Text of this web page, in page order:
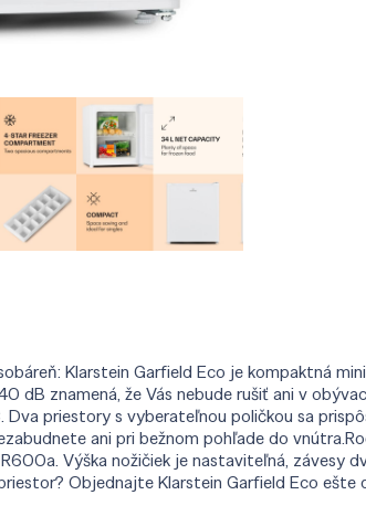
Klarstein Garfield Eco je kompaktná
dB znamená, že Vás nebude rušiť ani v
Dva priestory s vyberateľnou poličkou sa
ani pri bežnom pohľade do
Výška nožičiek je nastaviteľná, závesy
Objednajte Klarstein Garfield Eco ešte